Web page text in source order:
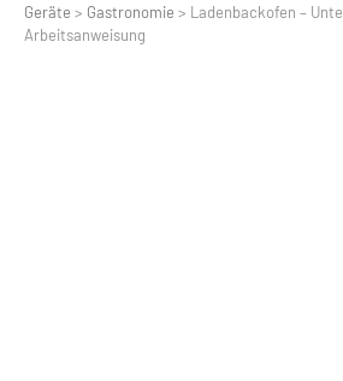
Geräte > Gastronomie > Ladenbackofen –
Arbeitsanweisung